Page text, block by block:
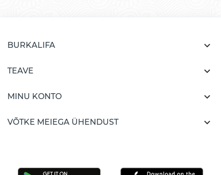
BURKALIFA 
TEAVE 
MINU KONTO 
VÕTKE MEIEGA ÜHENDUST 